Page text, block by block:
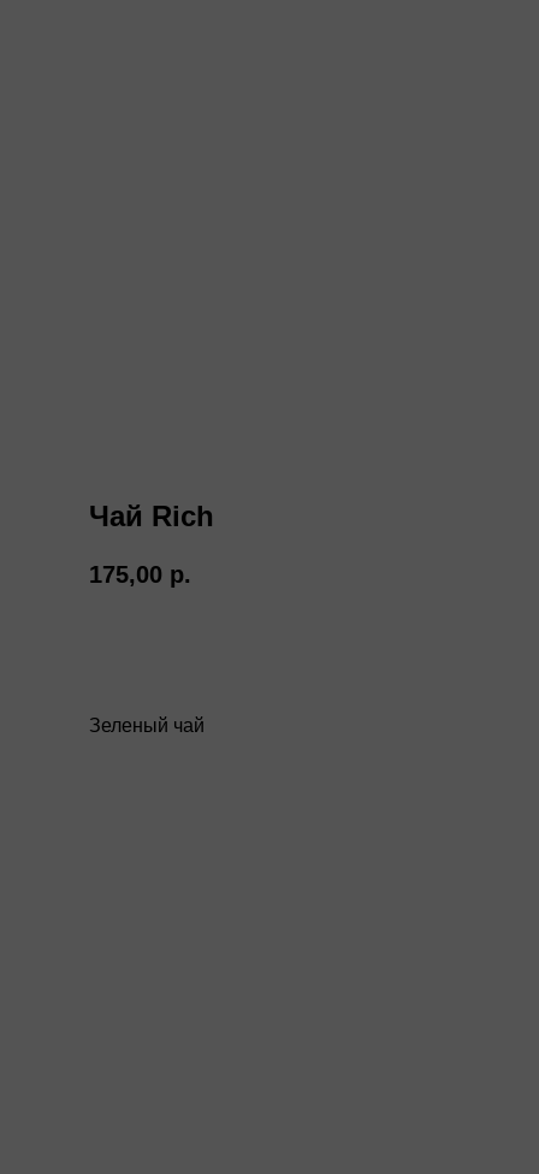
Чай Rich
175,00 р.
Зеленый чай